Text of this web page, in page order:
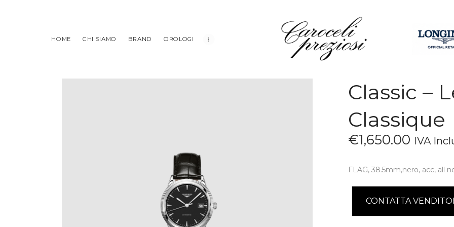
HOME CHI SIAMO BRAND OROLOGI
CHI SIAMO
BRAND
GIOIELLI
CONTATTI
Classic –
Classique
€1,650.00 IVA
FLAG, 38.5mm,nero, acc, all
CONTATTA